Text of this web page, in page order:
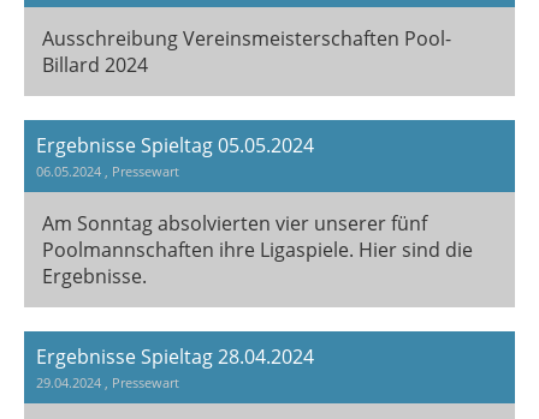
Ausschreibung Vereinsmeisterschaften Pool-
Billard 2024
Ergebnisse Spieltag 05.05.2024
06.05.2024 , Pressewart
Am Sonntag absolvierten vier unserer fünf
Poolmannschaften ihre Ligaspiele. Hier sind die
Ergebnisse.
Ergebnisse Spieltag 28.04.2024
29.04.2024 , Pressewart